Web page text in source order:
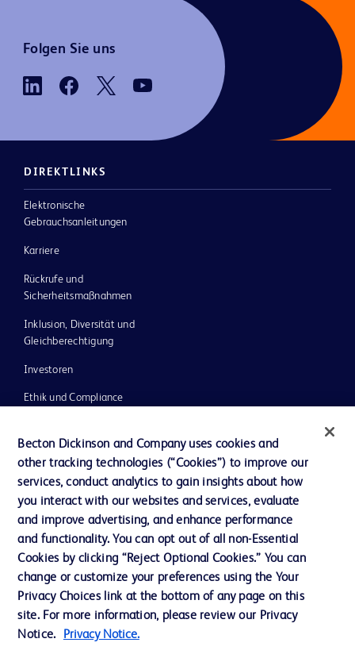
Folgen Sie uns
DIREKTLINKS
Elektronische
Gebrauchsanleitungen
Karriere
Rückrufe und
Sicherheitsmaßnahmen
Inklusion, Diversität und
Gleichberechtigung
Investoren
Ethik und Compliance
Neuigkeiten, Medien und Blogs
Support
Unser Unternehmen
AGB
Kontaktieren Sie uns
Cookie-Einstellungen
Becton Dickinson and Company uses cookies and
other tracking technologies (“Cookies”) to improve our
services, conduct analytics to gain insights about how
you interact with our websites and services, evaluate
and improve advertising, and enhance performance
and functionality. You can opt out of all non-Essential
Cookies by clicking “Reject Optional Cookies.” You can
change or customize your preferences using the Your
Privacy Choices link at the bottom of any page on this
site. For more information, please review our Privacy
Notice.
Privacy Notice.